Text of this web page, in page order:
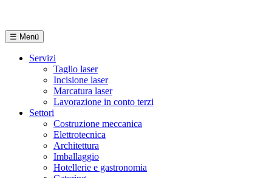
☰ Menü
Servizi
Taglio laser
Incisione laser
Marcatura laser
Lavorazione in conto terzi
Settori
Costruzione meccanica
Elettrotecnica
Architettura
Imballaggio
Hotellerie e gastronomia